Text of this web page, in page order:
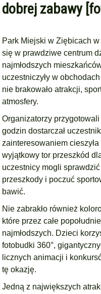
dobrej zabawy
Park Miejski w Ziębicach
się w prawdziwe centrum
najmłodszych
uczestniczyły w
nie brakowało atrakcji,
atmosfery.
Organizatorzy
godzin dostarczał
zainteresowaniem
wyjątkowy tor przeszkód
uczestnicy mogli
przeszkody i poczuć
bawić.
Nie zabrakło również
które przez całe
najmłodszych. Dzieci
fotobudki 360°,
licznych animacji i
tę okazję.
Jedną z największych